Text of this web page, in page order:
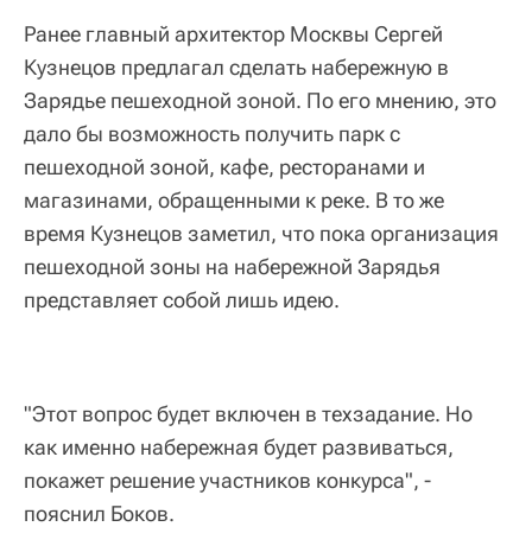
Ранее главный архитектор Москвы Сергей
Кузнецов предлагал сделать набережную в
Зарядье пешеходной зоной. По его мнению, это
дало бы возможность получить парк с
пешеходной зоной, кафе, ресторанами и
магазинами, обращенными к реке. В то же
время Кузнецов заметил, что пока организация
пешеходной зоны на набережной Зарядья
представляет собой лишь идею.
"Этот вопрос будет включен в техзадание. Но
как именно набережная будет развиваться,
покажет решение участников конкурса", -
пояснил Боков.